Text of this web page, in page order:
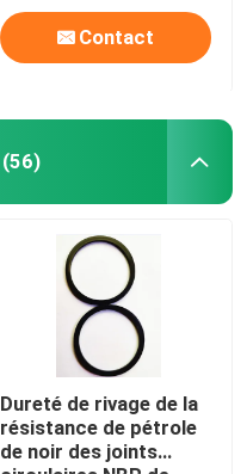
Contact
(56)
Dureté de rivage de la
résistance de pétrole
de noir des joints